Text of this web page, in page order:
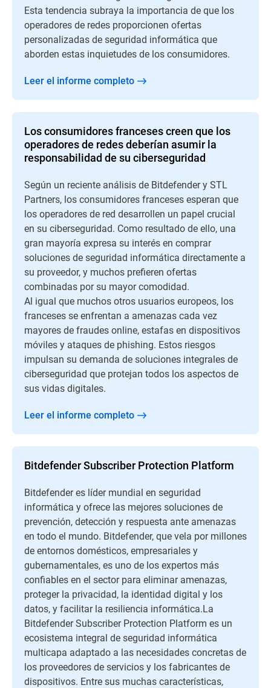
Esta tendencia subraya la importancia de que los
operadores de redes proporcionen ofertas
personalizadas de seguridad informática que
aborden estas inquietudes de los consumidores.
Leer el informe completo
Los consumidores franceses creen que los
operadores de redes deberían asumir la
responsabilidad de su ciberseguridad
Según un reciente análisis de Bitdefender y STL
Partners, los consumidores franceses esperan que
los operadores de red desarrollen un papel crucial
en su ciberseguridad. Como resultado de ello, una
gran mayoría expresa su interés en comprar
soluciones de seguridad informática directamente a
su proveedor, y muchos prefieren ofertas
combinadas por su mayor comodidad.
Al igual que muchos otros usuarios europeos, los
franceses se enfrentan a amenazas cada vez
mayores de fraudes online, estafas en dispositivos
móviles y ataques de phishing. Estos riesgos
impulsan su demanda de soluciones integrales de
ciberseguridad que protejan todos los aspectos de
sus vidas digitales.
Leer el informe completo
Bitdefender Subscriber Protection Platform
Bitdefender es líder mundial en seguridad
informática y ofrece las mejores soluciones de
prevención, detección y respuesta ante amenazas
en todo el mundo. Bitdefender, que vela por millones
de entornos domésticos, empresariales y
gubernamentales, es uno de los expertos más
confiables en el sector para eliminar amenazas,
proteger la privacidad, la identidad digital y los
datos, y facilitar la resiliencia informática.La
Bitdefender Subscriber Protection Platform es un
ecosistema integral de seguridad informática
multicapa adaptado a las necesidades concretas de
los proveedores de servicios y los fabricantes de
dispositivos. Entre sus muchas características,